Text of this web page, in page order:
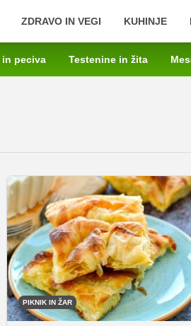
ZDRAVO IN VEGI KUHINJE
in peciva Testenine in žita
PIKNIK IN ŽAR